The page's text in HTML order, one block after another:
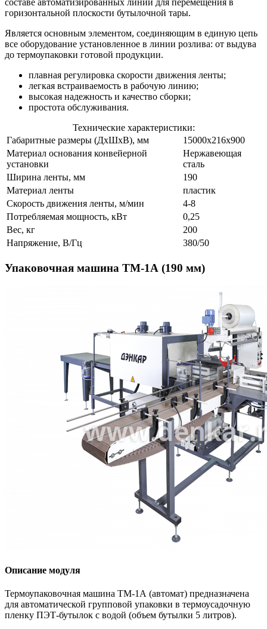
составе автоматизированных линий для перемещения в
горизонтальной плоскости бутылочной тары.
Является основным элементом, соединяющим в единую цепь
все оборудование установленное в линии розлива: от выдува
до термоупаковки готовой продукции.
плавная регулировка скорости движения ленты;
легкая встраиваемость в рабочую линию;
высокая надежность и качество сборки;
простота обслуживания.
Технические характеристики:
Габаритные размеры (ДхШхВ), мм
15000х216х900
Материал основания конвейерной
установки
Нержавеющая
сталь
Ширина ленты, мм
190
Материал ленты
пластик
Скорость движения ленты, м/мин
4-8
Потребляемая мощность, кВт
0,25
Вес, кг
200
Напряжение, В/Гц
380/50
Упаковочная машина ТМ-1А (190 мм)
Описание модуля
Термоупаковочная машина ТМ-1А (автомат) предназначена
для автоматической групповой упаковки в термоусадочную
пленку ПЭТ-бутылок с водой (объем бутылки 5 литров).